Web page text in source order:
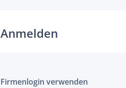
Anmelden
Firmenlogin verwenden